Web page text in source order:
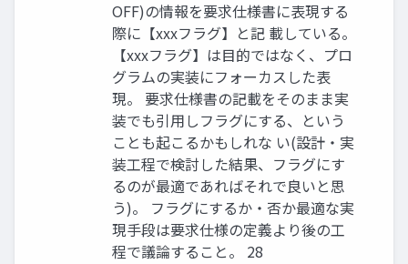
OFF)の情報を要求仕様書に表現する
際に【xxxフラグ】と記 載している。
【xxxフラグ】は目的ではなく、プロ
グラムの実装にフォーカスした表
現。 要求仕様書の記載をそのまま実
装でも引用しフラグにする、という
ことも起こるかもしれな い(設計・実
装工程で検討した結果、フラグにす
るのが最適であればそれで良いと思
う)。 フラグにするか・否か最適な実
現手段は要求仕様の定義より後の工
程で議論すること。 28